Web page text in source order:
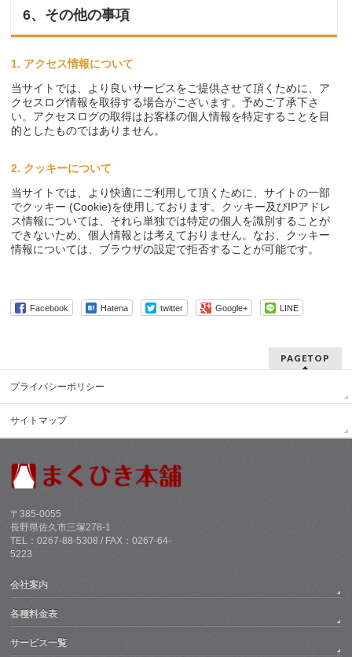
6、その他の事項
1. アクセス情報について
当サイトでは、より良いサービスをご提供させて頂くために、ア
クセスログ情報を取得する場合がございます。予めご了承下さ
い。アクセスログの取得はお客様の個人情報を特定することを目
的としたものではありません。
2. クッキーについて
当サイトでは、より快適にご利用して頂くために、サイトの一部
でクッキー (Cookie)を使用しております。クッキー及びIPアドレ
ス情報については、それら単独では特定の個人を識別することが
できないため、個人情報とは考えておりません。なお、クッキー
情報については、ブラウザの設定で拒否することが可能です。
Facebook Hatena twitter Google+ LINE
PAGETOP
プライバシーポリシー
サイトマップ
〒385-0055
長野県佐久市三塚278-1
TEL：0267-88-5308 / FAX：0267-64-
5223
会社案内
各種料金表
サービス一覧